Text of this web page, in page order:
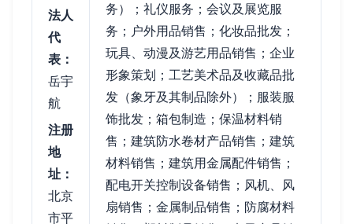
法人
代
表：
岳宇
航
注册
地
址：
北京
市平
务）；礼仪服务；会议及展览服
务；户外用品销售；化妆品批发；
玩具、动漫及游艺用品销售；企业
形象策划；工艺美术品及收藏品批
发（象牙及其制品除外）；服装服
饰批发；箱包制造；保温材料销
售；建筑防水卷材产品销售；建筑
材料销售；建筑用金属配件销售；
配电开关控制设备销售；风机、风
扇销售；金属制品销售；防腐材料